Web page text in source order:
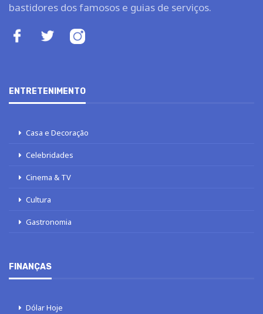
bastidores dos famosos e guias de serviços.
ENTRETENIMENTO
Casa e Decoração
Celebridades
Cinema & TV
Cultura
Gastronomia
FINANÇAS
Dólar Hoje